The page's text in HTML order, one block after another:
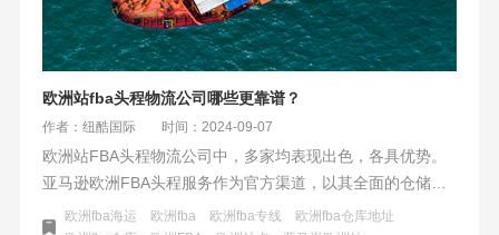
欧洲站fba头程物流公司哪些更靠谱？
作者：纽酷国际 时间：2024-09-07
欧洲站FBA头程物流公司中，多家均表现出色，各具优势。
亚马逊欧洲FBA头程服务作为官方渠道，以其全面的仓储、
包装、配送及退货服务，减轻了卖家的物流负担，提高了效
欧洲fba海运 欧洲fba 欧洲fba专线
欧洲fba仓库地址